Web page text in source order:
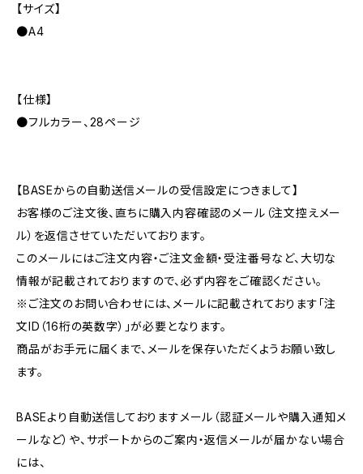
【サイズ】
●A4
【仕様】
●フルカラー、28ページ
【BASEからの自動送信メールの受信設定につきまして】
お客様のご注文後、直ちに購入内容確認のメール（注文控えメー
ル）を返信させていただいております。
このメールにはご注文内容・ご注文金額・受注番号など、大切な
情報が記載されておりますので、必ず内容をご確認ください。
※ご注文のお問い合わせには、メールに記載されております「注
文ID（16桁の英数字）」が必要となります。
商品がお手元に届くまで、メールを保存いただくようお願い致し
ます。
BASEより自動送信しておりますメール（認証メールや購入通知メ
ールなど）や、サポートからのご案内・返信メールが届かない場合
には、